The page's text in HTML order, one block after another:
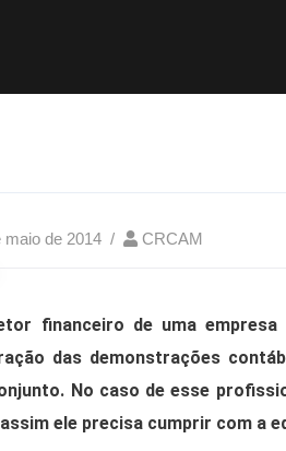
maio de 2014 CRCAM
financeiro de uma
das demonstrações
No caso de esse
ele precisa cumprir com a